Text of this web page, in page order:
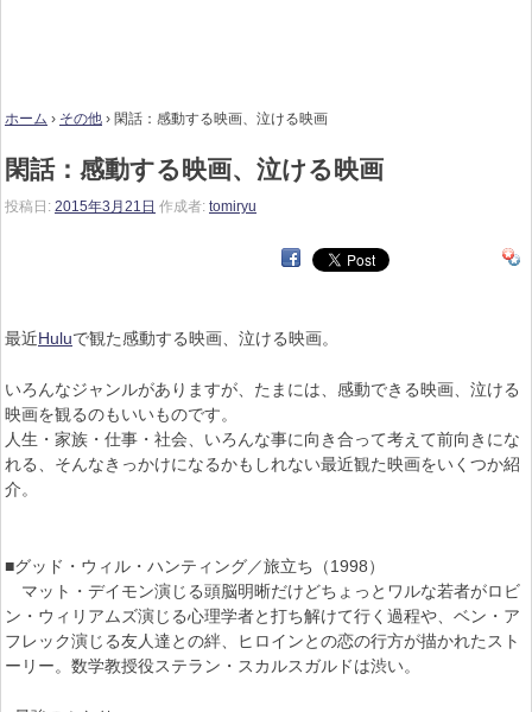
ホーム › その他 › 閑話：感動する映画、泣ける映画
閑話：感動する映画、泣ける映画
投稿日: 2015年3月21日 作成者: tomiryu
最近Huluで観た感動する映画、泣ける映画。
いろんなジャンルがありますが、たまには、感動できる映画、泣ける
映画を観るのもいいものです。
人生・家族・仕事・社会、いろんな事に向き合って考えて前向きにな
れる、そんなきっかけになるかもしれない最近観た映画をいくつか紹
介。
■グッド・ウィル・ハンティング／旅立ち（1998）
マット・デイモン演じる頭脳明晰だけどちょっとワルな若者がロビ
ン・ウィリアムズ演じる心理学者と打ち解けて行く過程や、ベン・ア
フレック演じる友人達との絆、ヒロインとの恋の行方が描かれたスト
ーリー。数学教授役ステラン・スカルスガルドは渋い。